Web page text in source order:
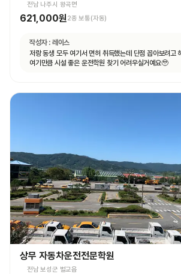
전남 나주시 왕곡면
621,000원2종 보통(자동)
작성자 : 레이스
저랑 동생 모두 여기서 면허 취득했는데 단점 꼽아보려고
여기만큼 시설 좋은 운전학원 찾기 어려우실거예요🥹
상무 자동차운전전문학원
전남 보성군 벌교읍